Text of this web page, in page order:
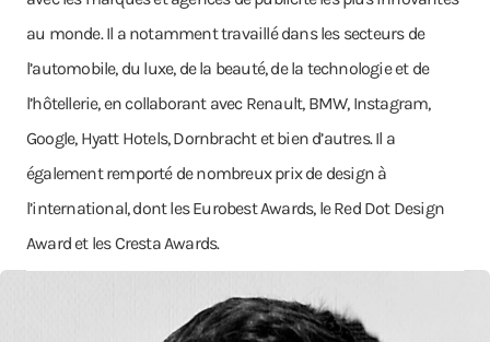
au monde. Il a notamment travaillé dans les secteurs de
l’automobile, du luxe, de la beauté, de la technologie et de
l’hôtellerie, en collaborant avec Renault, BMW, Instagram,
Google, Hyatt Hotels, Dornbracht et bien d’autres. Il a
également remporté de nombreux prix de design à
l’international, dont les Eurobest Awards, le Red Dot Design
Award et les Cresta Awards.